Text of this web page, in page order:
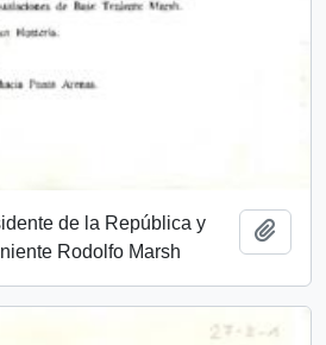
de la República y
Rodolfo Marsh